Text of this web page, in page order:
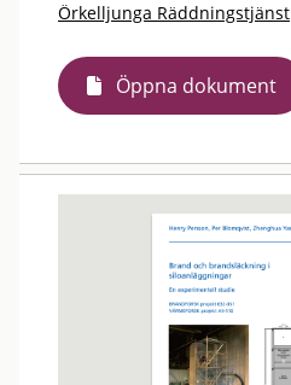
Örkelljunga Räddningstjänst
Öppna dokument